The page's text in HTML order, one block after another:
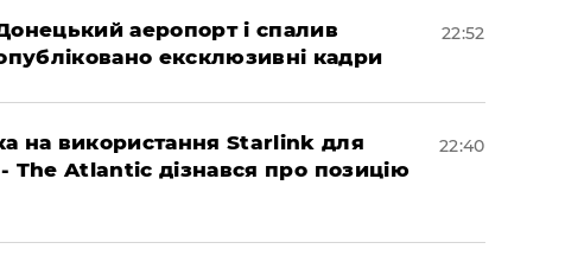
аеропорт і спалив
ексклюзивні кадри
22:52
на використання Starlink для
- The Atlantic дізнався про позицію
22:40